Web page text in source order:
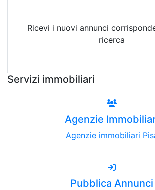
Ricevi i nuovi annunci
ricerca
Servizi immobiliari
Agenzie
Agenzie immobiliari
Pubblica Annunci